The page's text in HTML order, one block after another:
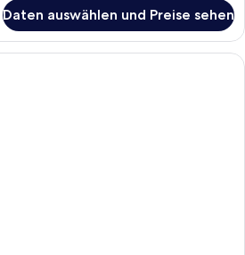
Daten auswählen und Preise sehen
Ein modernes Hotelzimmer mit